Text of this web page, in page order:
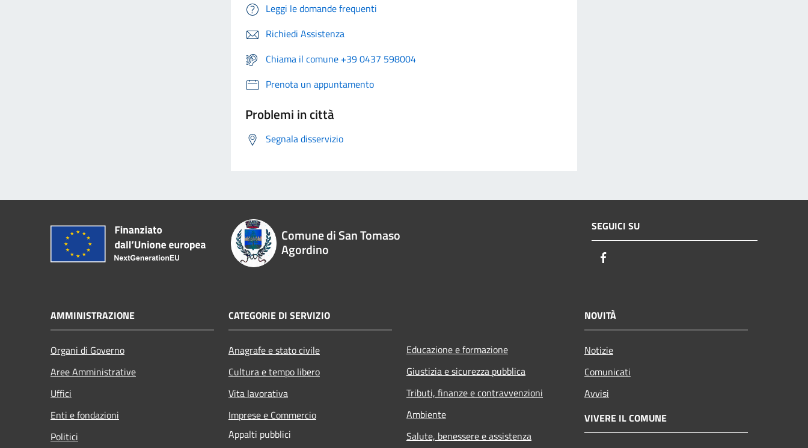
Leggi le domande frequenti
Richiedi Assistenza
Chiama il comune +39 0437 598004
Prenota un appuntamento
Problemi in città
Segnala disservizio
Comune di San Tomaso
Agordino
SEGUICI SU
AMMINISTRAZIONE
Organi di Governo
Aree Amministrative
Uffici
Enti e fondazioni
Politici
CATEGORIE DI SERVIZIO
Anagrafe e stato civile
Cultura e tempo libero
Vita lavorativa
Imprese e Commercio
Appalti pubblici
Educazione e formazione
Giustizia e sicurezza pubblica
Tributi, finanze e contravvenzioni
Ambiente
Salute, benessere e assistenza
NOVITÀ
Notizie
Comunicati
Avvisi
VIVERE IL COMUNE